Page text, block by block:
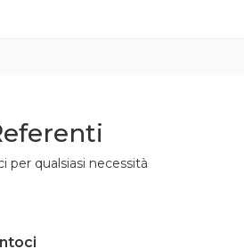
per qualsiasi necessità